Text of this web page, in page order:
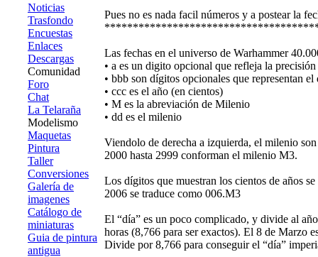
Noticias
Trasfondo
Encuestas
Enlaces
Descargas
Comunidad
Foro
Chat
La Telaraña
Modelismo
Maquetas
Pintura
Taller
Conversiones
Galería de
imagenes
Catálogo de
miniaturas
Guia de pintura
antigua
Pues no es nada facil números y a postear la
Las fechas en el universo de Warhammer
• a es un digito opcional que refleja la
• bbb son dígitos opcionales que representan
• ccc es el año (en cientos)
• M es la abreviación de Milenio
• dd es el milenio
Viendolo de derecha a izquierda, el milenio
2000 hasta 2999 conforman el milenio M3.
Los dígitos que muestran los cientos de años
2006 se traduce como 006.M3
El “día” es un poco complicado, y divide al
horas (8,766 para ser exactos). El 8 de Marzo
Divide por 8,766 para conseguir el “día”